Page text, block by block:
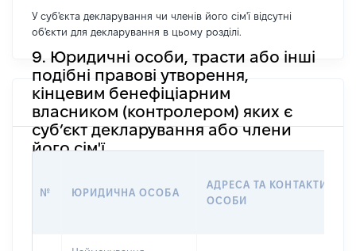
У суб'єкта декларування чи членів його сім'ї відсутні
об'єкти для декларування в цьому розділі.
9. Юридичні особи, трасти або інші
подібні правові утворення,
кінцевим бенефіціарним
власником (контролером) яких є
суб’єкт декларування або члени
його сім'ї
№ ЮРИДИЧНА ОСОБА
АДРЕСА ТА КОНТАКТИ
ОСОБИ